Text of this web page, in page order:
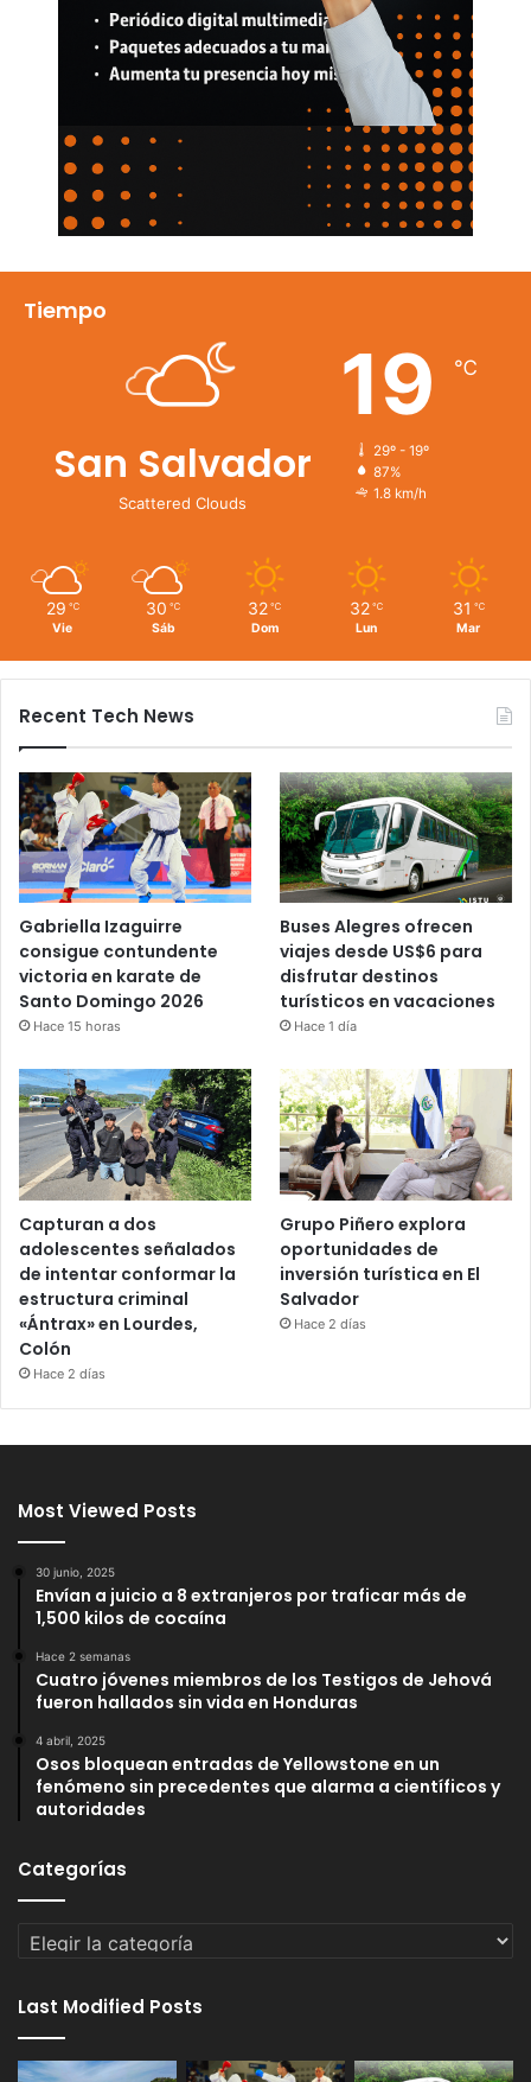
Tiempo
San Salvador
Scattered Clouds
19 ℃
29º - 19º
87%
1.8 km/h
29 ℃
Vie
30 ℃
Sáb
32 ℃
Dom
32 ℃
Lun
31 ℃
Mar
Recent Tech News
Gabriella Izaguirre
consigue contundente
victoria en karate de
Santo Domingo 2026
Hace 15 horas
Buses Alegres ofrecen
viajes desde US$6 para
disfrutar destinos
turísticos en vacaciones
Hace 1 día
Capturan a dos
adolescentes señalados
de intentar conformar la
estructura criminal
«Ántrax» en Lourdes,
Colón
Hace 2 días
Grupo Piñero explora
oportunidades de
inversión turística en El
Salvador
Hace 2 días
Most Viewed Posts
30 junio, 2025
Envían a juicio a 8 extranjeros por traficar más de
1,500 kilos de cocaína
Hace 2 semanas
Cuatro jóvenes miembros de los Testigos de Jehová
fueron hallados sin vida en Honduras
4 abril, 2025
Osos bloquean entradas de Yellowstone en un
fenómeno sin precedentes que alarma a científicos y
autoridades
Categorías
Categorías
Last Modified Posts